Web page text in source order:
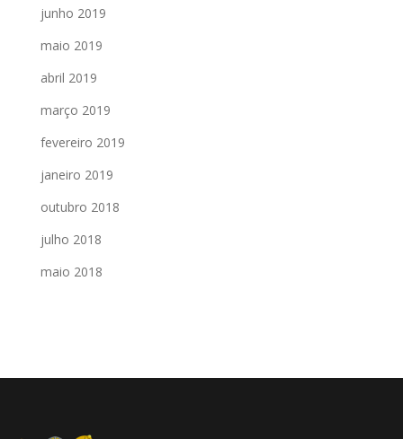
junho 2019
maio 2019
abril 2019
março 2019
fevereiro 2019
janeiro 2019
outubro 2018
julho 2018
maio 2018